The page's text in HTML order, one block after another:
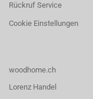
Rückruf Service
Cookie Einstellungen
woodhome.ch
Lorenz Handel